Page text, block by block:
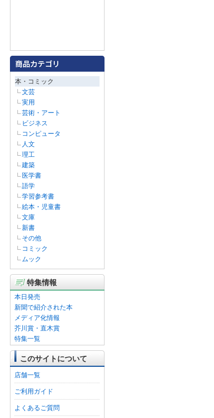
本・コミック
文芸
実用
芸術・アート
ビジネス
コンピュータ
人文
理工
建築
医学書
語学
学習参考書
絵本・児童書
文庫
新書
その他
コミック
ムック
特集情報
本日発売
新聞で紹介された本
メディア化情報
芥川賞・直木賞
特集一覧
このサイトについて
店舗一覧
ご利用ガイド
よくあるご質問